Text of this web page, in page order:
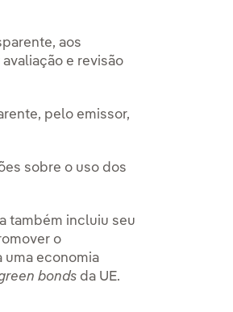
aos
e revisão
pelo emissor,
sobre o uso dos
também incluiu seu
o
economia
bonds da UE.